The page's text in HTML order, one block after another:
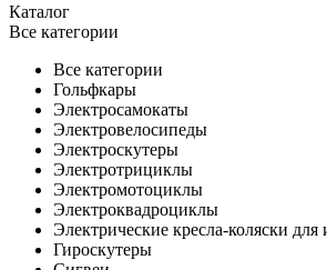
Каталог
Все категории
Все категории
Гольфкары
Электросамокаты
Электровелосипеды
Электроскутеры
Электротрициклы
Электромотоциклы
Электроквадроциклы
Электрические кресла-коляски для
Гироскутеры